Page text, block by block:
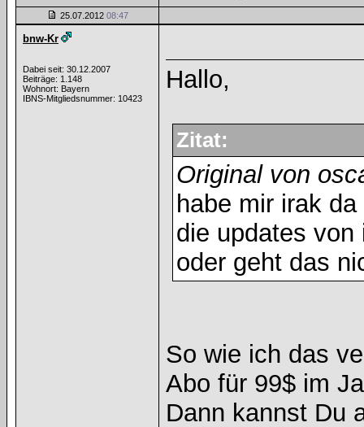
25.07.2012 08:47
bnw-Kr
Dabei seit: 30.12.2007
Beiträge: 1.148
Wohnort: Bayern
IBNS-Mitgliedsnummer: 10423
Hallo,
Zitat:
Original von
habe mir irak
die updates von
oder geht das
So wie ich das
Abo für 99$ im
Dann kannst Du